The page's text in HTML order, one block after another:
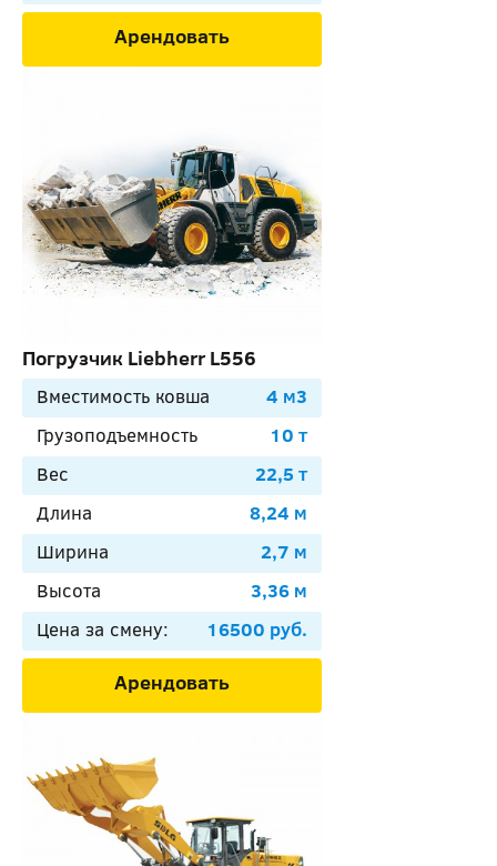
Арендовать
Погрузчик Liebherr L556
Вместимость ковша
4 м3
Грузоподъемность
10 т
Вес
22,5 т
Длина
8,24 м
Ширина
2,7 м
Высота
3,36 м
Цена за смену:
16500 руб.
Арендовать